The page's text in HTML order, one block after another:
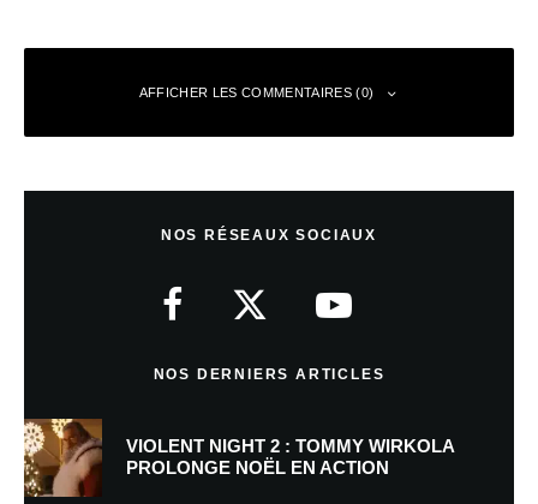
AFFICHER LES COMMENTAIRES (0)
NOS RÉSEAUX SOCIAUX
NOS DERNIERS ARTICLES
VIOLENT NIGHT 2 : TOMMY WIRKOLA
PROLONGE NOËL EN ACTION